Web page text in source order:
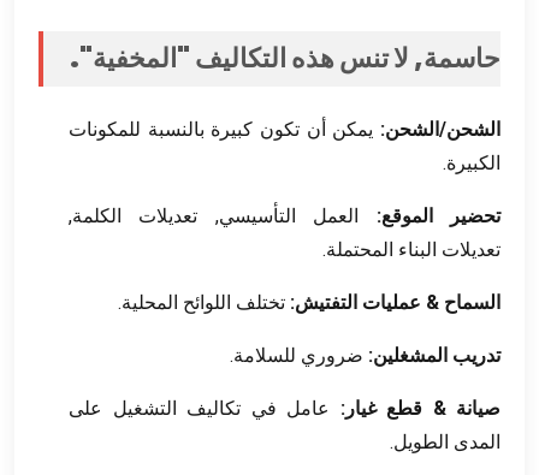
حاسمة, لا تنس هذه التكاليف "المخفية".
الشحن/الشحن: يمكن أن تكون كبيرة بالنسبة للمكونات
الكبيرة.
تحضير الموقع: العمل التأسيسي, تعديلات الكلمة,
تعديلات البناء المحتملة.
السماح & عمليات التفتيش: تختلف اللوائح المحلية.
تدريب المشغلين: ضروري للسلامة.
صيانة & قطع غيار: عامل في تكاليف التشغيل على
المدى الطويل.